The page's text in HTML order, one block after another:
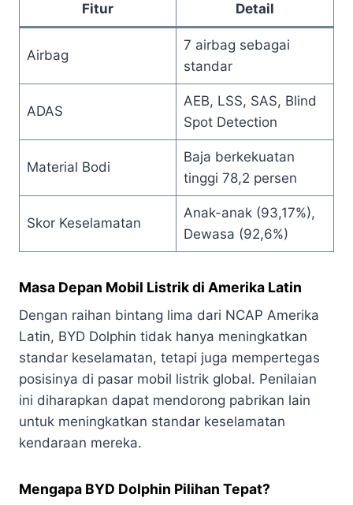
Fitur Detail
Airbag
7 airbag sebagai
standar
ADAS
AEB, LSS, SAS, Blind
Spot Detection
Material Bodi
Baja berkekuatan
tinggi 78,2 persen
Skor Keselamatan
Anak-anak (93,17%),
Dewasa (92,6%)
Masa Depan Mobil Listrik di Amerika Latin
Dengan raihan bintang lima dari NCAP Amerika
Latin, BYD Dolphin tidak hanya meningkatkan
standar keselamatan, tetapi juga mempertegas
posisinya di pasar mobil listrik global. Penilaian
ini diharapkan dapat mendorong pabrikan lain
untuk meningkatkan standar keselamatan
kendaraan mereka.
Mengapa BYD Dolphin Pilihan Tepat?